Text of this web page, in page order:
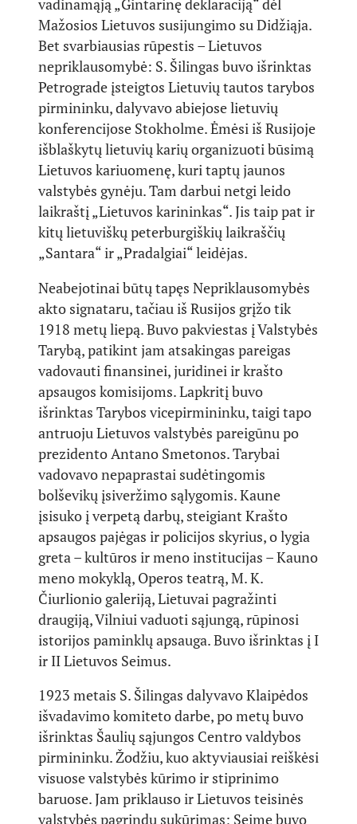
vadinamąją „Gintarinę deklaraciją“ dėl
Mažosios Lietuvos susijungimo su Didžiąja.
Bet svarbiausias rūpestis – Lietuvos
nepriklausomybė: S. Šilingas buvo išrinktas
Petrograde įsteigtos Lietuvių tautos tarybos
pirmininku, dalyvavo abiejose lietuvių
konferencijose Stokholme. Ėmėsi iš Rusijoje
išblaškytų lietuvių karių organizuoti būsimą
Lietuvos kariuomenę, kuri taptų jaunos
valstybės gynėju. Tam darbui netgi leido
laikraštį „Lietuvos karininkas“. Jis taip pat ir
kitų lietuviškų peterburgiškių laikraščių
„Santara“ ir „Pradalgiai“ leidėjas.
Neabejotinai būtų tapęs Nepriklausomybės
akto signataru, tačiau iš Rusijos grįžo tik
1918 metų liepą. Buvo pakviestas į Valstybės
Tarybą, patikint jam atsakingas pareigas
vadovauti finansinei, juridinei ir krašto
apsaugos komisijoms. Lapkritį buvo
išrinktas Tarybos vicepirmininku, taigi tapo
antruoju Lietuvos valstybės pareigūnu po
prezidento Antano Smetonos. Tarybai
vadovavo nepaprastai sudėtingomis
bolševikų įsiveržimo sąlygomis. Kaune
įsisuko į verpetą darbų, steigiant Krašto
apsaugos pajėgas ir policijos skyrius, o lygia
greta – kultūros ir meno institucijas – Kauno
meno mokyklą, Operos teatrą, M. K.
Čiurlionio galeriją, Lietuvai pagražinti
draugiją, Vilniui vaduoti sąjungą, rūpinosi
istorijos paminklų apsauga. Buvo išrinktas į I
ir II Lietuvos Seimus.
1923 metais S. Šilingas dalyvavo Klaipėdos
išvadavimo komiteto darbe, po metų buvo
išrinktas Šaulių sąjungos Centro valdybos
pirmininku. Žodžiu, kuo aktyviausiai reiškėsi
visuose valstybės kūrimo ir stiprinimo
baruose. Jam priklauso ir Lietuvos teisinės
valstybės pagrindų sukūrimas; Seime buvo